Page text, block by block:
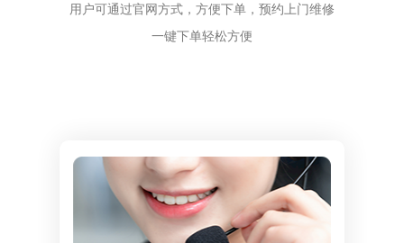
用户可通过官网方式，方便下单，预约上门维修
一键下单轻松方便